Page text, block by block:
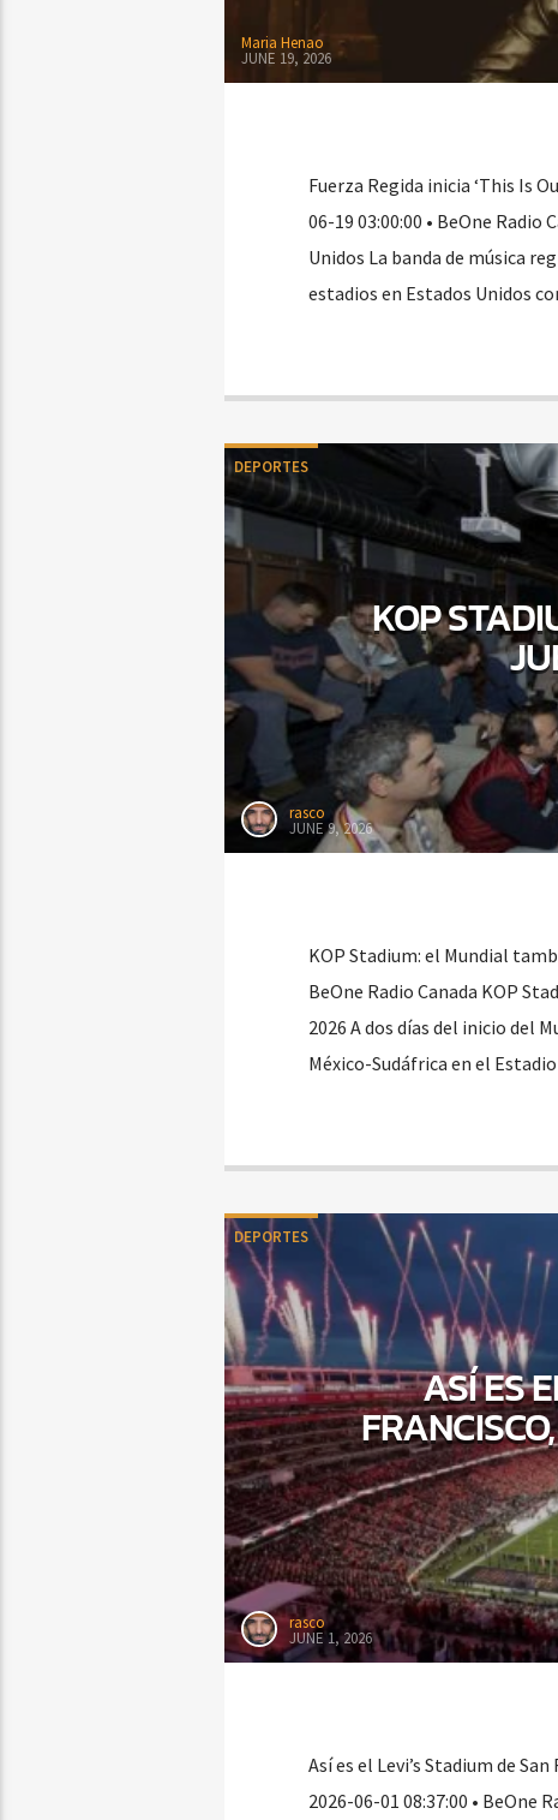
Maria Henao
JUNE 19, 2026
Fuerza Regida inicia ‘This Is
06-19 03:00:00 • BeOne
Unidos La banda de música
estadios en Estados Unidos
DEPORTES
KOP
rasco
JUNE 9, 2026
KOP Stadium: el Mundial
BeOne Radio Canada KOP
2026 A dos días del inicio del
México-Sudáfrica en el
DEPORTES
ASÍ ES
rasco
JUNE 1, 2026
Así es el Levi’s Stadium de
2026-06-01 08:37:00 • BeOne